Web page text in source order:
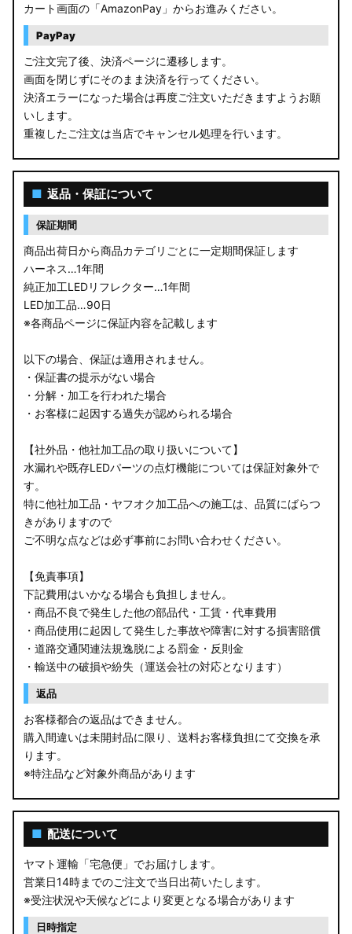
カート画面の「AmazonPay」からお進みください。
PayPay
ご注文完了後、決済ページに遷移します。
画面を閉じずにそのまま決済を行ってください。
決済エラーになった場合は再度ご注文いただきますようお願
いします。
重複したご注文は当店でキャンセル処理を行います。
■ 返品・保証について
保証期間
商品出荷日から商品カテゴリごとに一定期間保証します
ハーネス…1年間
純正加工LEDリフレクター…1年間
LED加工品…90日
※各商品ページに保証内容を記載します
以下の場合、保証は適用されません。
・保証書の提示がない場合
・分解・加工を行われた場合
・お客様に起因する過失が認められる場合
【社外品・他社加工品の取り扱いについて】
水漏れや既存LEDパーツの点灯機能については保証対象外で
す。
特に他社加工品・ヤフオク加工品への施工は、品質にばらつ
きがありますので
ご不明な点などは必ず事前にお問い合わせください。
【免責事項】
下記費用はいかなる場合も負担しません。
・商品不良で発生した他の部品代・工賃・代車費用
・商品使用に起因して発生した事故や障害に対する損害賠償
・道路交通関連法規逸脱による罰金・反則金
・輸送中の破損や紛失（運送会社の対応となります）
返品
お客様都合の返品はできません。
購入間違いは未開封品に限り、送料お客様負担にて交換を承
ります。
※特注品など対象外商品があります
■ 配送について
ヤマト運輸「宅急便」でお届けします。
営業日14時までのご注文で当日出荷いたします。
※受注状況や天候などにより変更となる場合があります
日時指定